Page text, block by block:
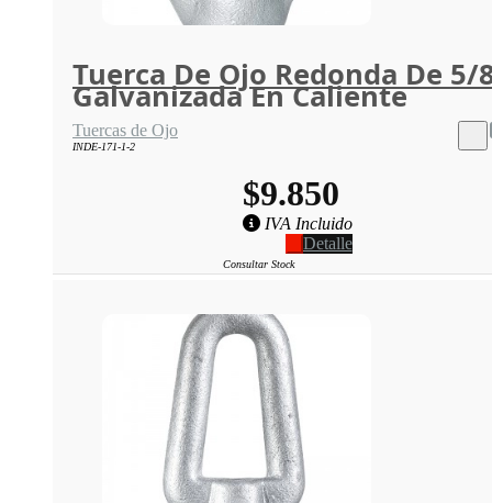
Tuerca De Ojo Redonda De 5/
Galvanizada En Caliente
Tuercas de Ojo
INDE-171-1-2
$9.850
IVA Incluido
Detalle
Consultar Stock